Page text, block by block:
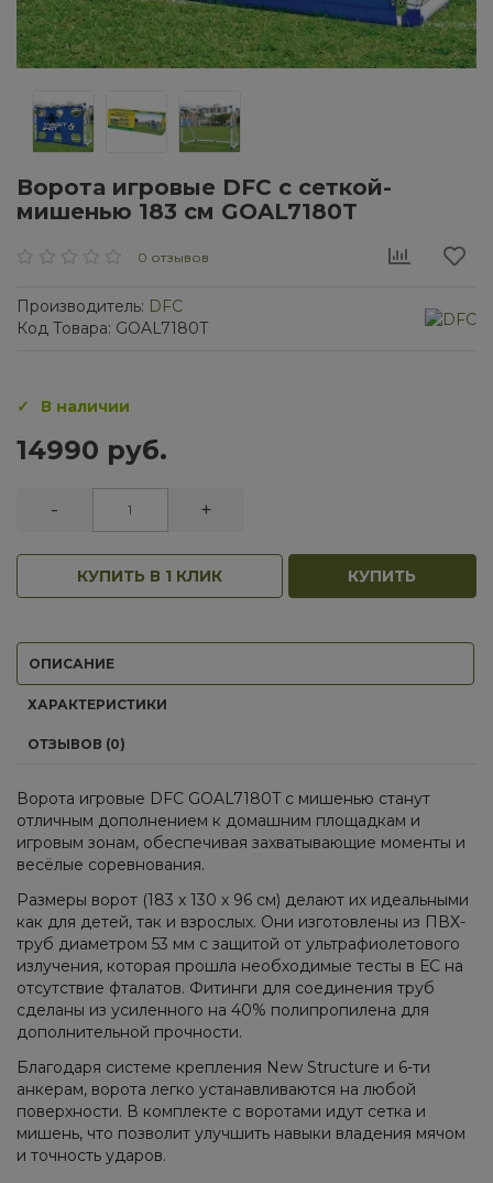
Ворота игровые DFC с сеткой-
мишенью 183 см GOAL7180T
0 отзывов
Производитель: DFC
Код Товара: GOAL7180T
В наличии
14990 руб.
- +
КУПИТЬ В 1 КЛИК КУПИТЬ
ОПИСАНИЕ
ХАРАКТЕРИСТИКИ
ОТЗЫВОВ (0)
Ворота игровые DFC GOAL7180T с мишенью станут
отличным дополнением к домашним площадкам и
игровым зонам, обеспечивая захватывающие моменты и
весёлые соревнования.
Размеры ворот (183 х 130 х 96 см) делают их идеальными
как для детей, так и взрослых. Они изготовлены из ПВХ-
труб диаметром 53 мм с защитой от ультрафиолетового
излучения, которая прошла необходимые тесты в ЕС на
отсутствие фталатов. Фитинги для соединения труб
сделаны из усиленного на 40% полипропилена для
дополнительной прочности.
Благодаря системе крепления New Structure и 6-ти
анкерам, ворота легко устанавливаются на любой
поверхности. В комплекте с воротами идут сетка и
мишень, что позволит улучшить навыки владения мячом
и точность ударов.